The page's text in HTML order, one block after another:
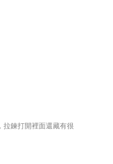
拉鍊打開裡面還藏有很